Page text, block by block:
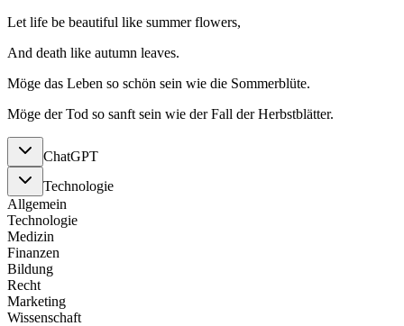
Let life be beautiful like summer flowers,
And death like autumn leaves.
Möge das Leben so schön sein wie die Sommerblüte.
Möge der Tod so sanft sein wie der Fall der Herbstblätter.
ChatGPT
Technologie
Allgemein
Technologie
Medizin
Finanzen
Bildung
Recht
Marketing
Wissenschaft